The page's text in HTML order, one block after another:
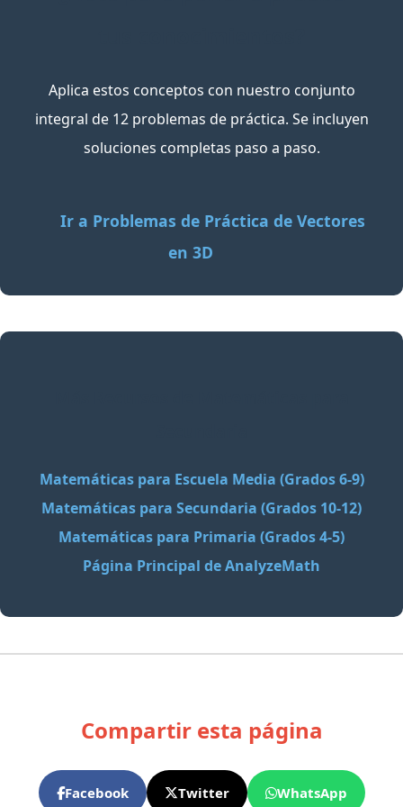
Aplica estos conceptos con nuestro conjunto
integral de 12 problemas de práctica. Se incluyen
soluciones completas paso a paso.
Ir a Problemas de Práctica de Vectores
en 3D
Matemáticas para Escuela Media (Grados 6-9)
Matemáticas para Secundaria (Grados 10-12)
Matemáticas para Primaria (Grados 4-5)
Página Principal de AnalyzeMath
Compartir esta página
Facebook Twitter WhatsApp